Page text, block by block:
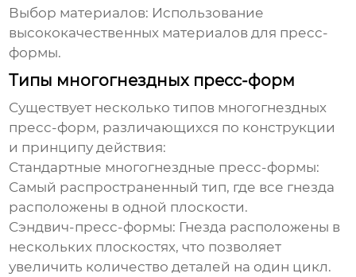
Выбор материалов: Использование
высококачественных материалов для пресс-
формы.
Типы многогнездных пресс-форм
Существует несколько типов многогнездных
пресс-форм, различающихся по конструкции
и принципу действия:
Стандартные многогнездные пресс-формы:
Самый распространенный тип, где все гнезда
расположены в одной плоскости.
Сэндвич-пресс-формы: Гнезда расположены в
нескольких плоскостях, что позволяет
увеличить количество деталей на один цикл.